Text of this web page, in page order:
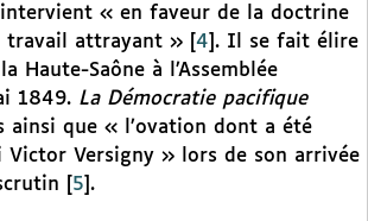
« en faveur de la doctrine
travail attrayant »
4 . Il se fait élire
Haute-Saône à l’Assemblée
1849. La Démocratie pacifique
ainsi que « l’ovation dont a été
Victor Versigny » lors de son arrivée
5 .